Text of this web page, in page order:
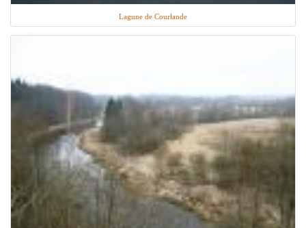
Lagune de Courlande